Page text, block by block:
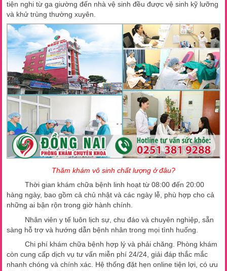
tiện nghi từ ga giường đến nhà vệ sinh đều được vệ sinh kỹ lưỡng
và khử trùng thường xuyên.
Thăm khám vô sinh chất lượng ở đâu?
Thời gian khám chữa bệnh linh hoạt từ 08:00 đến 20:00
hàng ngày, bao gồm cả chủ nhật và các ngày lễ, phù hợp cho cả
những ai bận rộn trong giờ hành chính.
Nhân viên y tế luôn lịch sự, chu đáo và chuyên nghiệp, sẵn
sàng hỗ trợ và hướng dẫn bệnh nhân trong mọi tình huống.
Chi phí khám chữa bệnh hợp lý và phải chăng. Phòng khám
còn cung cấp dịch vụ tư vấn miễn phí 24/24, giải đáp thắc mắc
nhanh chóng và chính xác. Hệ thống đặt hẹn online tiện lợi, có ưu